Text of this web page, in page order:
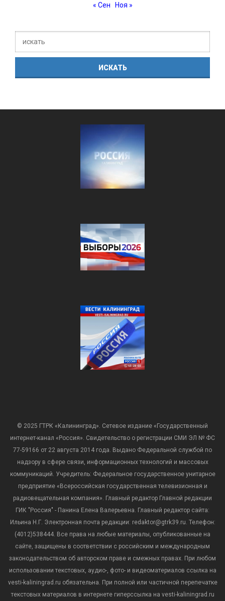
« Сен Ноя »
© 2025 ГТРК «Калининград». Сетевое издание «Государственный
интернет-канал «Россия». Свидетельство о регистрации СМИ ЭЛ № ФС
77-59166 от 22 августа 2014 года. Выдано Федеральной службой по
надзору в сфере связи, информационных технологий и массовых
коммуникаций. Учредитель: Федеральное государственное унитарное
предприятие «Всероссийская государственная телевизионная и
радиовещательная компания». Главный редактор Главной редакции
ГИК "Россия" - Панина Елена Валерьевна. Главный редактор сайта:
Ильина Н.Г. Электронная почта редакции: redaktor@gtrk39.ru. Телефон:
(4012)538444. Все права на любые материалы, опубликованные на
сайте, защищены в соответствии с российским и международным
законодательством об авторском праве и смежных правах. При любом
использовании текстовых, аудио-, фото- и видеоматериалов ссылка на
vesti-kaliningrad.ru обязательна. При полной или частичной перепечатке
текстовых материалов в интернете гиперссылка на vesti-kaliningrad.ru